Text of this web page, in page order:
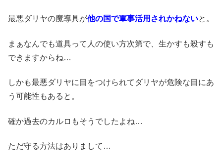
最悪ダリヤの魔導具が他の国で軍事活用されかねないと。
まぁなんでも道具って人の使い方次第で、生かすも殺すも
できますからね…
しかも最悪ダリヤに目をつけられてダリヤが危険な目にあ
う可能性もあると。
確か過去のカルロもそうでしたよね…
ただ守る方法はありまして…